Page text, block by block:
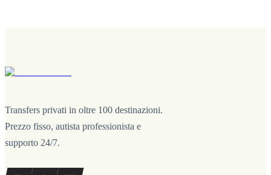
Transfers privati in oltre 100 destinazioni.
Prezzo fisso, autista professionista e
supporto 24/7.